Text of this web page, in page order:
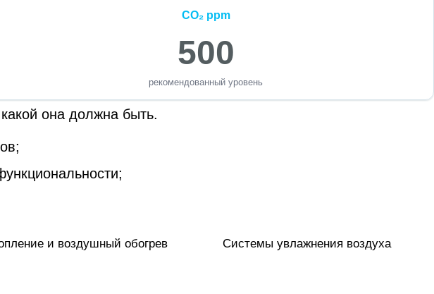
CO₂ ppm
500
рекомендованный уровень
она должна быть.
и воздушный обогрев Системы увлажнения воздуха